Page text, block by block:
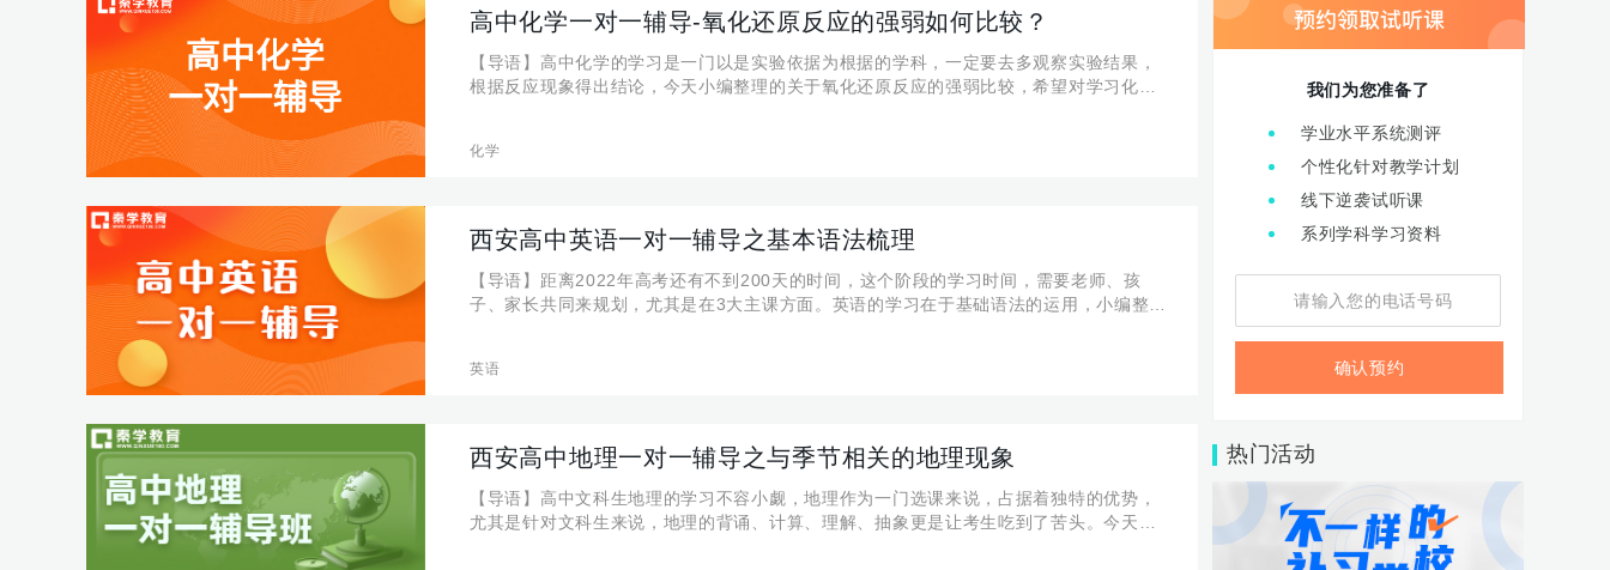
高中化学一对一辅导-氧化还原反应的强弱如何比较？
【导语】高中化学的学习是一门以是实验依据为根据的学科，一定要去多观察实验结果，
根据反应现象得出结论，今天小编整理的关于氧化还原反应的强弱比较，希望对学习化学
化学
西安高中英语一对一辅导之基本语法梳理
【导语】距离2022年高考还有不到200天的时间，这个阶段的学习时间，需要老师、孩
子、家长共同来规划，尤其是在3大主课方面。英语的学习在于基础语法的运用，小编整理
英语
西安高中地理一对一辅导之与季节相关的地理现象
【导语】高中文科生地理的学习不容小觑，地理作为一门选课来说，占据着独特的优势，
尤其是针对文科生来说，地理的背诵、计算、理解、抽象更是让考生吃到了苦头。今天小
我们为您准备了
学业水平系统测评
个性化针对教学计划
线下逆袭试听课
系列学科学习资料
确认预约
热门活动